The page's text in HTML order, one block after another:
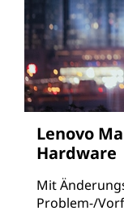
Lenovo
Hardware
Mit
Problem-/